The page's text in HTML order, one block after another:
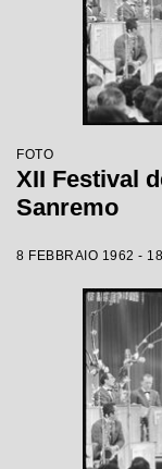
FOTO
XII Festival
Sanremo
8 FEBBRAIO 1962 -